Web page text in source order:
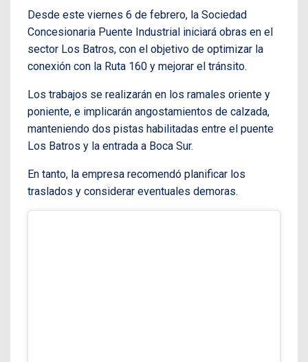
Desde este viernes 6 de febrero, la Sociedad
Concesionaria Puente Industrial iniciará obras en el
sector Los Batros, con el objetivo de optimizar la
conexión con la Ruta 160 y mejorar el tránsito.
Los trabajos se realizarán en los ramales oriente y
poniente, e implicarán angostamientos de calzada,
manteniendo dos pistas habilitadas entre el puente
Los Batros y la entrada a Boca Sur.
En tanto, la empresa recomendó planificar los
traslados y considerar eventuales demoras.